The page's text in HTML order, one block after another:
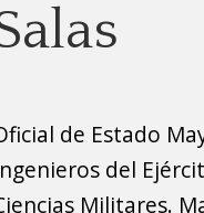
de Estado
del
Militares.